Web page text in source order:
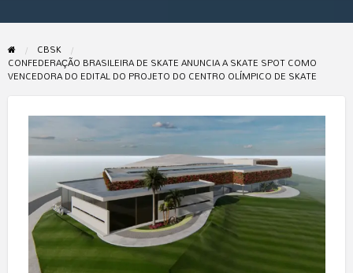
CBSK
CONFEDERAÇÃO BRASILEIRA DE SKATE ANUNCIA A SKATE SPOT COMO
VENCEDORA DO EDITAL DO PROJETO DO CENTRO OLÍMPICO DE SKATE